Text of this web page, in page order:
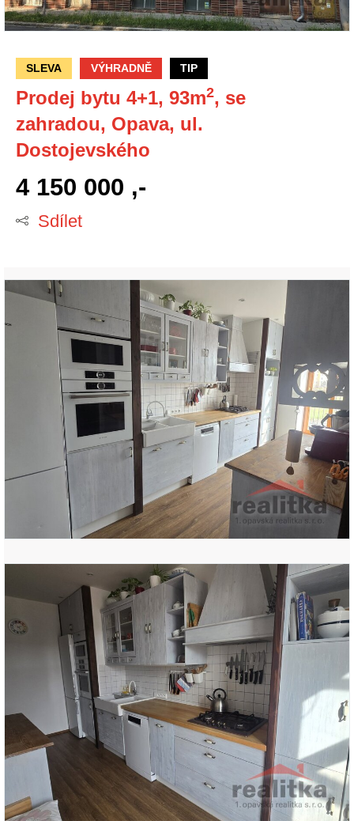
SLEVA VÝHRADNĚ TIP
Prodej bytu 4+1, 93m2, se
zahradou, Opava, ul.
Dostojevského
4 150 000 ,-
Sdílet